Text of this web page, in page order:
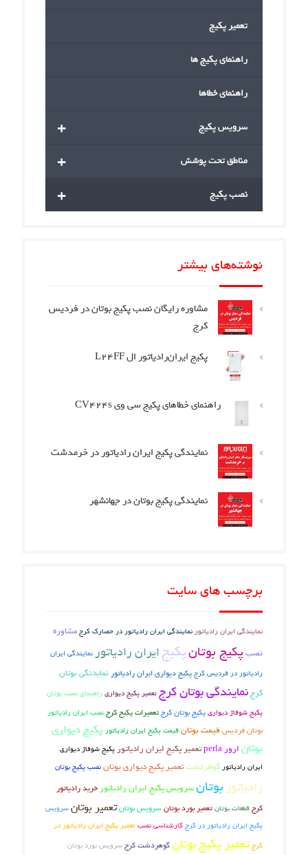
تعمیر پکیج
راهنمای پکیج ها
راهنمای خطاها
+ سرویس پکیج
+ مناطق تحت پوشش
+ نصب پکیج
نوشته‌های بیشتر
مشاوره رایگان نصب پکیج بوتان در فردیس
کرج
پکیج ایران‌رادیاتور ال L24FF
راهنمای خطاهای پکیج سی وی CV424s
نمایندگی پکیج ایران رادیاتور در خرمدشت
نمایندگی پکیج بوتان در جهانشهر
برچسب های سایت
نمایندگی ایران رادیاتور نمایندگی ایران رادیاتور در حصارک کرج مشاوره
نصب پکیج بوتانپکیجایران رادیاتورنمایندگی ایران
رادیاتور در فردیس کرجپکیج دیواری ایران رادیاتور نمایدنگی بوتان
کرجنمایندگی بوتان کرجتعمیر پکیج دیواری راهنمای نصب بوتان
پکیج شوفاژ دیواریپکیج بوتان کرجتعمیرات پکیج کرج نصب ایران رادیاتور
بوتان فردیس قیمت بوتانقیمت پکیج ایران رادیاتور پکیج دیواری
بوتان ارور perla تعمیر پکیج ایران رادیاتور پکیج شوفاژ دیواری
ایران رادیاتورگوهردشتتعمیر پکیج دیواری بوتاننصب پکیج بوتان
رادیاتوربوتانسرویس پکیج ایران رادیاتور خرید رادیاتور
کرج قطعات بوتان تعمیر بورد بوتانسرویس بوتانتعمیر بوتانسرویس
پکیج ایران رادیاتور در کرجکارشناسی نصبتعمیر پکیج ایران رادیاتور در
کرجتعمیر پکیج بوتانگوهردشت کرج سرویس بورد بوتان